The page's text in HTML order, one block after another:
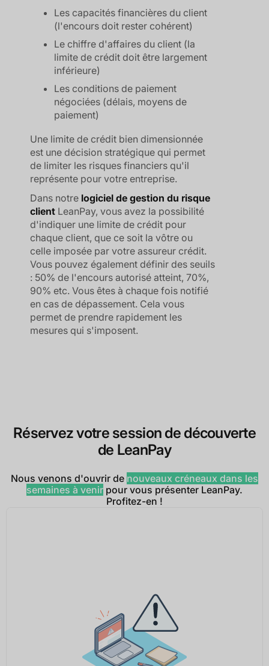
Les capacités financières du client
(l'encours doit rester cohérent)
Le chiffre d'affaires du client (la
limite de crédit doit être largement
inférieure)
Les conditions de paiement
négociées (délais, moyens de
paiement)
Une limite de crédit bien dimensionnée
est une décision stratégique qui permet
de limiter les risques financiers qu'il
représente pour votre entreprise.
Dans notre logiciel de gestion du risque
client LeanPay, vous avez la possibilité
d'indiquer une limite de crédit pour
chaque client, que ce soit la vôtre ou
celle imposée par votre assureur crédit.
Vous pouvez également définir des seuils
: 50% de l'encours autorisé atteint, 70%,
90% etc. Vous êtes à chaque fois notifié
en cas de dépassement. Cela vous
permet de prendre rapidement les
mesures qui s'imposent.
Réservez votre session de découverte
de LeanPay
Nous venons d'ouvrir de nouveaux créneaux dans les
semaines à venir pour vous présenter LeanPay.
Profitez-en !